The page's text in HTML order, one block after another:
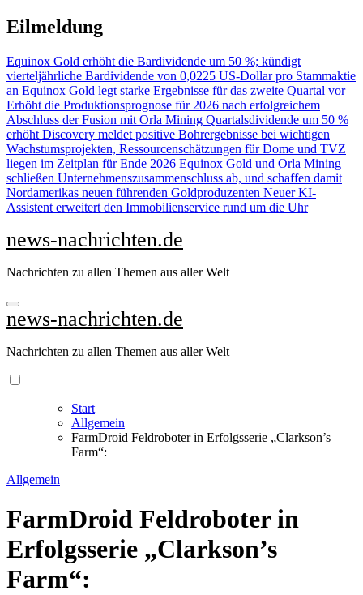
Zu
Inhalten
Eilmeldung
Equinox Gold erhöht die Bardividende um 50 %; kündigt
vierteljährliche Bardividende von 0,0225 US-Dollar pro Stammaktie
an Equinox Gold legt starke Ergebnisse für das zweite Quartal vor
Erhöht die Produktionsprognose für 2026 nach erfolgreichem
Abschluss der Fusion mit Orla Mining Quartalsdividende um 50 %
erhöht Discovery meldet positive Bohrergebnisse bei wichtigen
Wachstumsprojekten, Ressourcenschätzungen für Dome und TVZ
liegen im Zeitplan für Ende 2026 Equinox Gold und Orla Mining
schließen Unternehmenszusammenschluss ab, und schaffen damit
Nordamerikas neuen führenden Goldproduzenten Neuer KI-
Assistent erweitert den Immobilienservice rund um die Uhr
news-nachrichten.de
Nachrichten zu allen Themen aus aller Welt
news-nachrichten.de
Nachrichten zu allen Themen aus aller Welt
Start
Allgemein
FarmDroid Feldroboter in Erfolgsserie „Clarkson’s
Farm“:
Allgemein
FarmDroid Feldroboter in
Erfolgsserie „Clarkson’s
Farm“: